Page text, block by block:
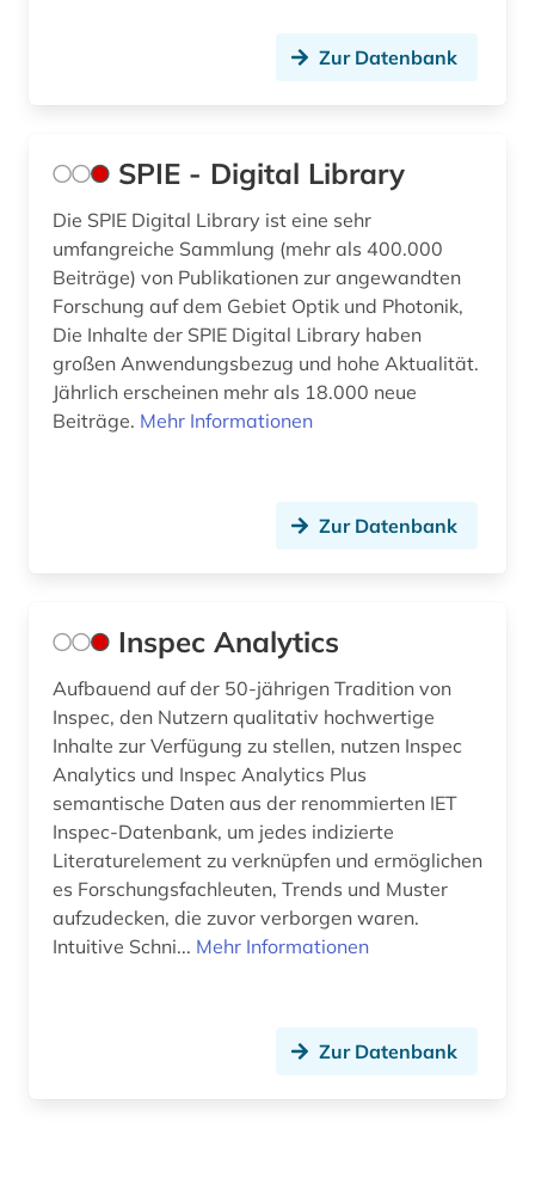
Zur Datenbank
SPIE - Digital Library
Die SPIE Digital Library ist eine sehr
umfangreiche Sammlung (mehr als 400.000
Beiträge) von Publikationen zur angewandten
Forschung auf dem Gebiet Optik und Photonik,
Die Inhalte der SPIE Digital Library haben
großen Anwendungsbezug und hohe Aktualität.
Jährlich erscheinen mehr als 18.000 neue
Beiträge. Mehr Informationen
Zur Datenbank
Inspec Analytics
Aufbauend auf der 50-jährigen Tradition von
Inspec, den Nutzern qualitativ hochwertige
Inhalte zur Verfügung zu stellen, nutzen Inspec
Analytics und Inspec Analytics Plus
semantische Daten aus der renommierten IET
Inspec-Datenbank, um jedes indizierte
Literaturelement zu verknüpfen und ermöglichen
es Forschungsfachleuten, Trends und Muster
aufzudecken, die zuvor verborgen waren.
Intuitive Schni... Mehr Informationen
Zur Datenbank